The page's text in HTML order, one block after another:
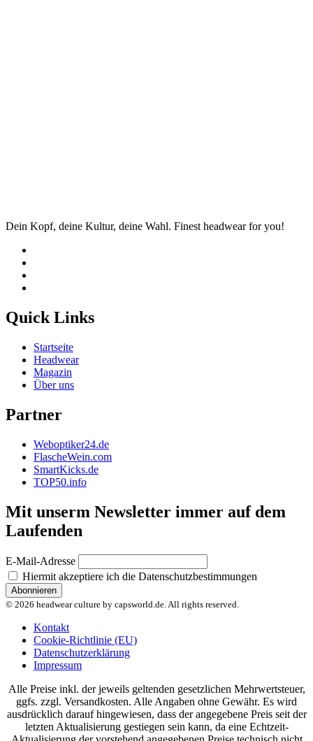
Dein Kopf, deine Kultur, deine Wahl. Finest headwear for you!
Quick Links
Startseite
Headwear
Magazin
Über uns
Partner
Weboptiker24.de
FlascheWein.com
SmartKicks.de
TOP50.info
Mit unserm Newsletter immer auf dem
Laufenden
E-Mail-Adresse
Hiermit akzeptiere ich die Datenschutzbestimmungen
© 2026 headwear culture by capsworld.de. All rights reserved.
Kontakt
Cookie-Richtlinie (EU)
Datenschutzerklärung
Impressum
Alle Preise inkl. der jeweils geltenden gesetzlichen Mehrwertsteuer,
ggfs. zzgl. Versandkosten. Alle Angaben ohne Gewähr. Es wird
ausdrücklich darauf hingewiesen, dass der angegebene Preis seit der
letzten Aktualisierung gestiegen sein kann, da eine Echtzeit-